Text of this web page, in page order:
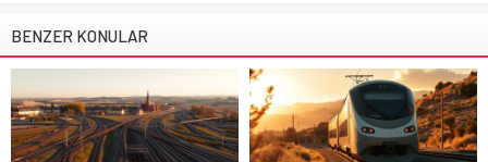
BENZER KONULAR